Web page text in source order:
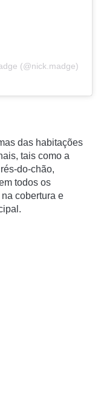
(@nick.madge)
das habitações
tais como a
do-chão,
todos os
cobertura e